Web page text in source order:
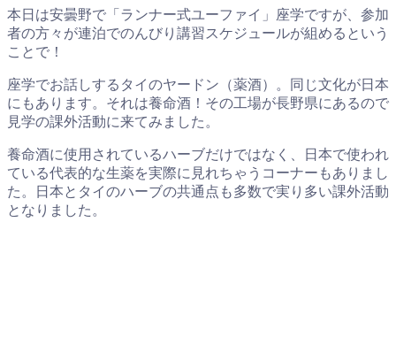
本日は安曇野で「ランナー式ユーファイ」座学ですが、参加
者の方々が連泊でのんびり講習スケジュールが組めるという
ことで！
座学でお話しするタイのヤードン（薬酒）。同じ文化が日本
にもあります。それは養命酒！その工場が長野県にあるので
見学の課外活動に来てみました。
養命酒に使用されているハーブだけではなく、日本で使われ
ている代表的な生薬を実際に見れちゃうコーナーもありまし
た。日本とタイのハーブの共通点も多数で実り多い課外活動
となりました。